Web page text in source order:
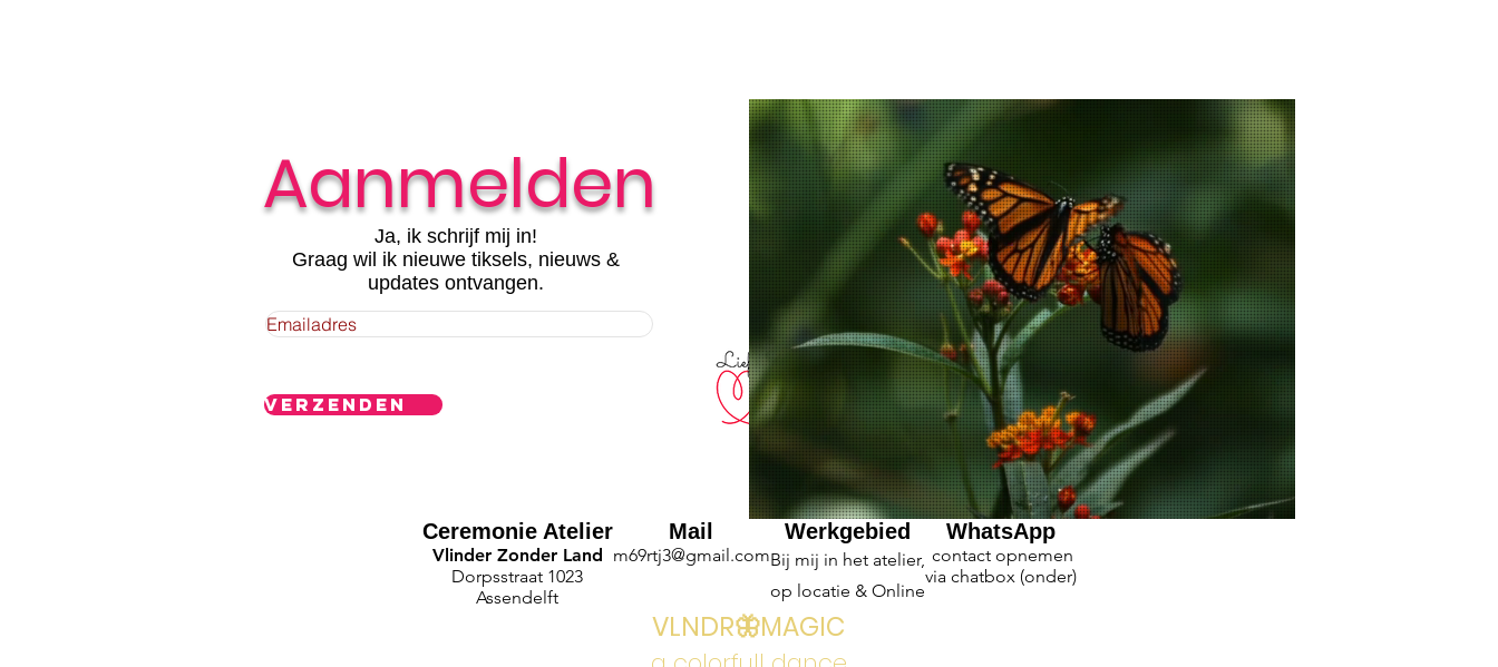
Aanmelden
Ja, ik schrijf mij in!
Graag wil ik nieuwe tiksels, nieuws &
updates ontvangen.
Verzenden
Ceremonie Atelier
Vlinder Zonder Land
Dorpsstraat 1023
Assendelft
Mail
m69rtj3@gmail.com
Werkgebied
Bij mij in het atelier,
op locatie & Online
WhatsApp
contact opnemen
via chatbox (onder)
VLNDR🦋MAGIC